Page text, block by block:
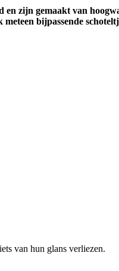
en zijn gemaakt van
bijpassende
van hun glans verliezen.